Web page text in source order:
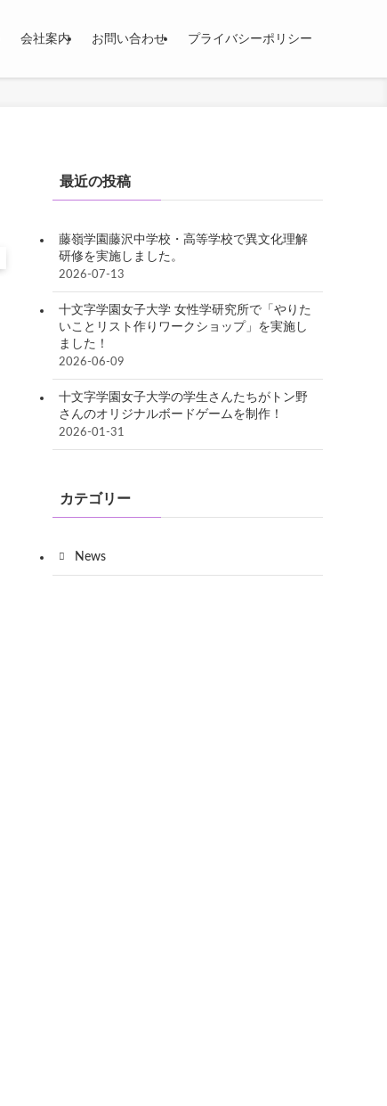
会社案内 お問い合わせ プライバシーポリシー
最近の投稿
藤嶺学園藤沢中学校・高等学校で異文化理解
研修を実施しました。
2026-07-13
十文字学園女子大学 女性学研究所で「やりた
いことリスト作りワークショップ」を実施し
ました！
2026-06-09
十文字学園女子大学の学生さんたちがトン野
さんのオリジナルボードゲームを制作！
2026-01-31
カテゴリー
News